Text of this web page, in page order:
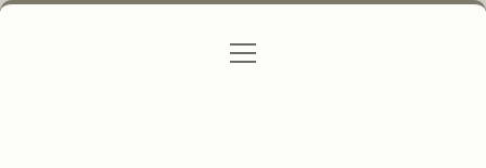
Gizlilik Politikası
menüyü